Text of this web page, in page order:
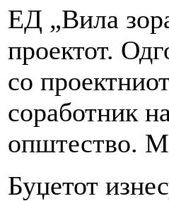
ЕД „Вила
проектот.
со
соработник
општество.
Буџетот